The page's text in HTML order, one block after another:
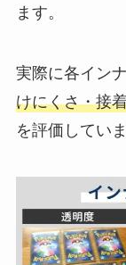
ます。
実際に各イン
けにくさ・接
を評価していま